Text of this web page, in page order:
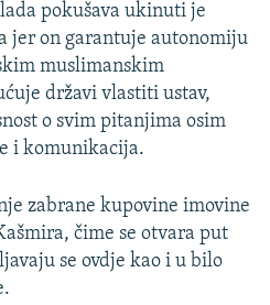
pokušava ukinuti je
jer on garantuje autonomiju
muslimanskim
državi vlastiti ustav,
o svim pitanjima osim
i komunikacija.
zabrane kupovine imovine
čime se otvara put
se ovdje kao i u bilo